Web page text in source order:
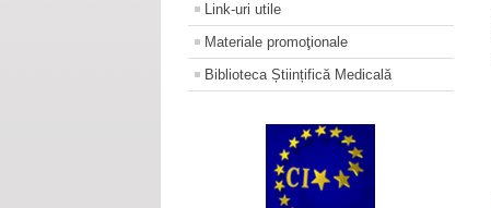
Link-uri utile
Materiale promoţionale
Biblioteca Științifică Medicală